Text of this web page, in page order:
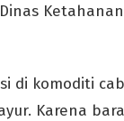
di komoditi
Karena